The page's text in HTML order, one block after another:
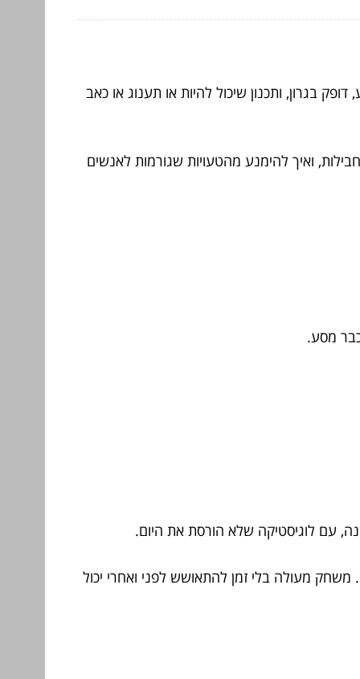
בגרון, ותכנון שיכול להיות או תענוג או כאב
ואיך להימנע מהטעויות שגורמות לאנשים
מסע.
עם לוגיסטיקה שלא הורסת את היום.
מעולה בלי זמן להתאושש לפני ואחרי יכול